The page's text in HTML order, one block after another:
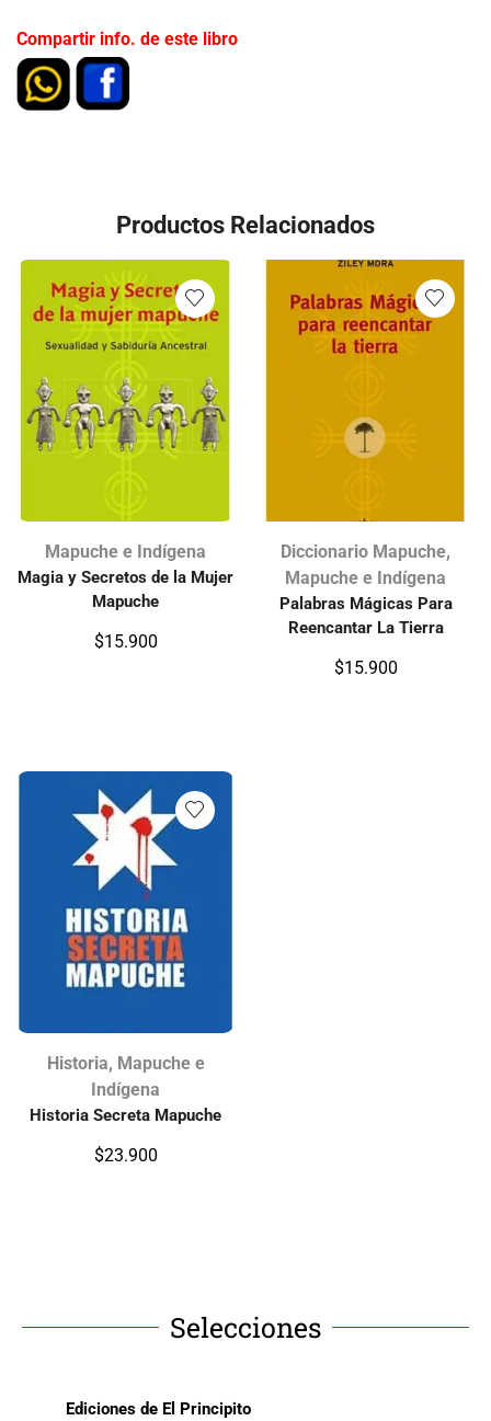
Compartir info. de este libro
Productos Relacionados
Mapuche e Indígena
Magia y Secretos de la Mujer
Mapuche
$15.900
Diccionario Mapuche,
Mapuche e Indígena
Palabras Mágicas Para
Reencantar La Tierra
$15.900
Historia, Mapuche e
Indígena
Historia Secreta Mapuche
$23.900
Selecciones
Ediciones de El Principito